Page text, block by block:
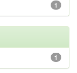
1
1